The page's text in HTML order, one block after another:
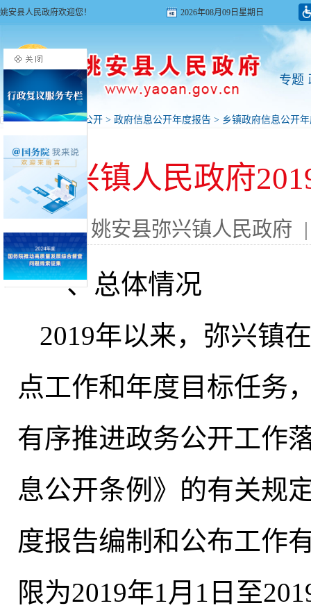
姚安县人民政府欢迎您！ 2026年08月09日星期日
专题
首页>政府信息公开 > 政府信息公开年度报告 > 乡镇政府信息公开
弥兴镇人民政府
来源: 姚安县弥兴镇人民政府
一、总体情况
2019年以来， 弥兴镇
点工作和年度目标任务
有序推进政务公开工作
息公开条例》的有关规
度报告编制和公布工作
限为2019年1月1日至